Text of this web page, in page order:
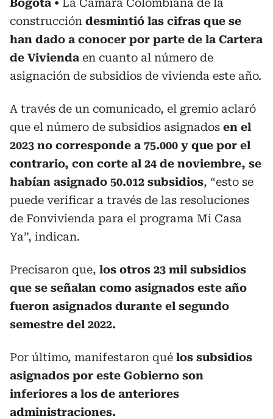
Bogotá
La Cámara Colombiana de la
construcción desmintió las cifras que se
han dado a conocer por parte de la Cartera
de Vivienda en cuanto al número de
asignación de subsidios de vivienda este año.
A través de un comunicado, el gremio aclaró
que el número de subsidios asignados en el
2023 no corresponde a 75.000 y que por el
contrario, con corte al 24 de noviembre, se
habían asignado 50.012 subsidios, “esto se
puede verificar a través de las resoluciones
de Fonvivienda para el programa Mi Casa
Ya”, indican.
Precisaron que, los otros 23 mil subsidios
que se señalan como asignados este año
fueron asignados durante el segundo
semestre del 2022.
Por último, manifestaron qué los subsidios
asignados por este Gobierno son
inferiores a los de anteriores
administraciones.